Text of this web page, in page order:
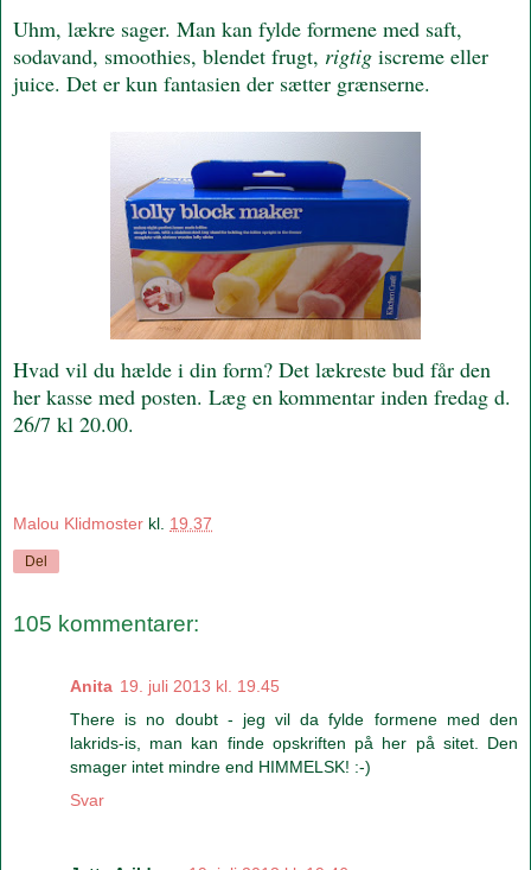
Uhm, lækre sager. Man kan fylde formene med saft,
sodavand, smoothies, blendet frugt, rigtig iscreme eller
juice. Det er kun fantasien der sætter grænserne.
Hvad vil du hælde i din form? Det lækreste bud får den
her kasse med posten. Læg en kommentar inden fredag d.
26/7 kl 20.00.
Malou Klidmoster kl. 19.37
Del
105 kommentarer:
Anita 19. juli 2013 kl. 19.45
There is no doubt - jeg vil da fylde formene med den
lakrids-is, man kan finde opskriften på her på sitet. Den
smager intet mindre end HIMMELSK! :-)
Svar